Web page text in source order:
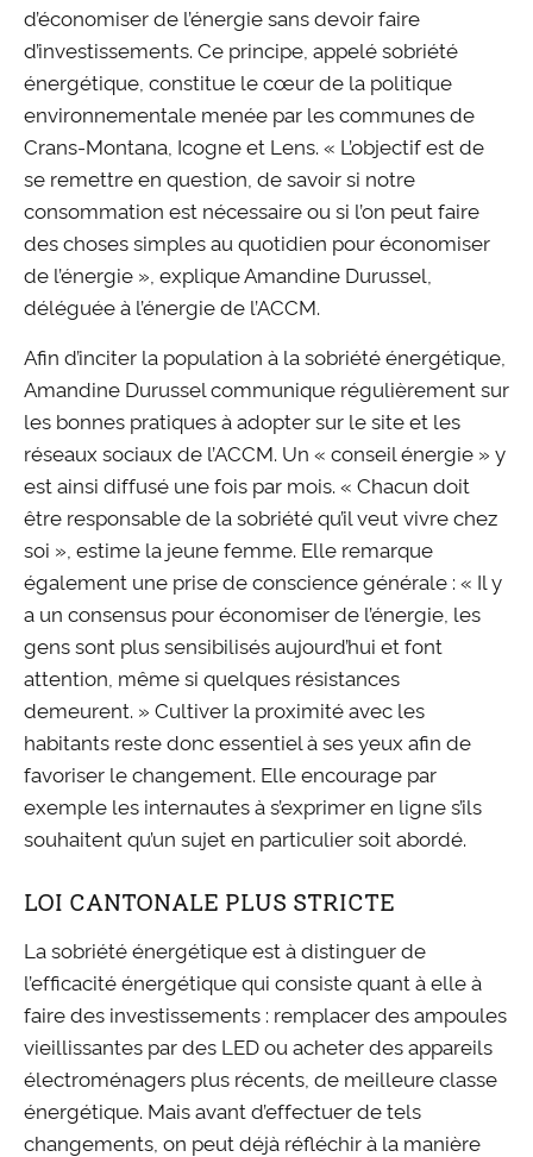
d’économiser de l’énergie sans devoir faire
d’investissements. Ce principe, appelé sobriété
énergétique, constitue le cœur de la politique
environnementale menée par les communes de
Crans-Montana, Icogne et Lens. « L’objectif est de
se remettre en question, de savoir si notre
consommation est nécessaire ou si l’on peut faire
des choses simples au quotidien pour économiser
de l’énergie », explique Amandine Durussel,
déléguée à l’énergie de l’ACCM.
Afin d’inciter la population à la sobriété énergétique,
Amandine Durussel communique régulièrement sur
les bonnes pratiques à adopter sur le site et les
réseaux sociaux de l’ACCM. Un « conseil énergie » y
est ainsi diffusé une fois par mois. « Chacun doit
être responsable de la sobriété qu’il veut vivre chez
soi », estime la jeune femme. Elle remarque
également une prise de conscience générale : « Il y
a un consensus pour économiser de l’énergie, les
gens sont plus sensibilisés aujourd’hui et font
attention, même si quelques résistances
demeurent. » Cultiver la proximité avec les
habitants reste donc essentiel à ses yeux afin de
favoriser le changement. Elle encourage par
exemple les internautes à s’exprimer en ligne s’ils
souhaitent qu’un sujet en particulier soit abordé.
LOI CANTONALE PLUS STRICTE
La sobriété énergétique est à distinguer de
l’efficacité énergétique qui consiste quant à elle à
faire des investissements : remplacer des ampoules
vieillissantes par des LED ou acheter des appareils
électroménagers plus récents, de meilleure classe
énergétique. Mais avant d’effectuer de tels
changements, on peut déjà réfléchir à la manière